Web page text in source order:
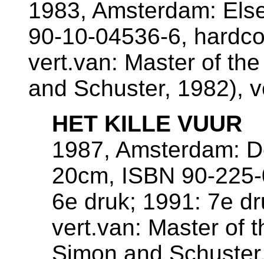
1983, Amsterdam:
90-10-04536-6,
vert.van: Master of
and Schuster, 1982),
HET KILLE VUUR
1987, Amsterdam:
20cm, ISBN 90-
6e druk; 1991: 7e
vert.van: Master of
Simon and